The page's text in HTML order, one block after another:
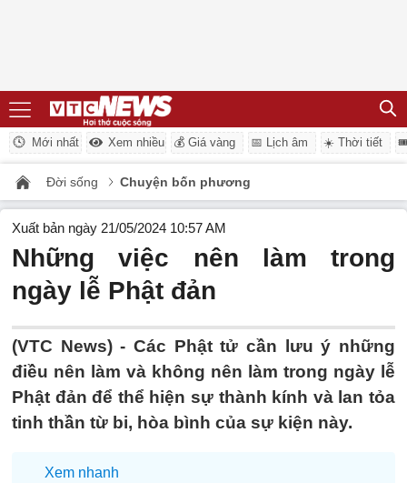
Mới nhất Xem nhiều 💰 Giá vàng 📅 Lịch âm ☀️ Thời tiết
Đời sống Chuyện bốn phương
Xuất bản ngày 21/05/2024 10:57 AM
Những việc nên làm trong
ngày lễ Phật đản
(VTC News) - Các Phật tử cần lưu ý những
điều nên làm và không nên làm trong ngày lễ
Phật đản để thể hiện sự thành kính và lan tỏa
tinh thần từ bi, hòa bình của sự kiện này.
Xem nhanh